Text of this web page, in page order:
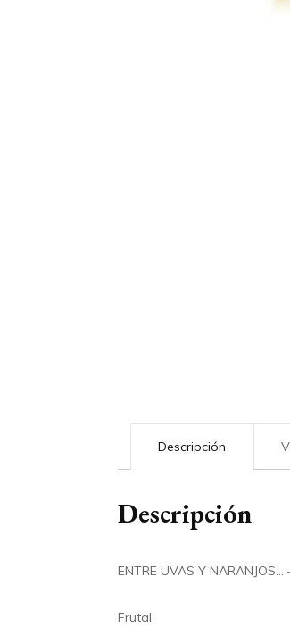
Descripción
Descripción
ENTRE UVAS Y
Frutal